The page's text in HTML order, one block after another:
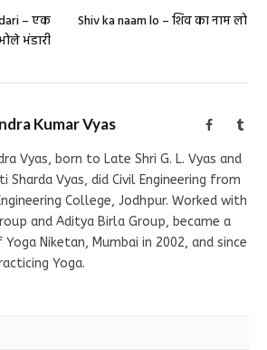
– एक
भंडारी
Shiv ka naam lo – शिव का नाम लो
Kumar Vyas Facebook
Vyas, born to Late Shri G. L. Vyas and
Sharda Vyas, did Civil Engineering from
College, Jodhpur. Worked with
and Aditya Birla Group, became a
Niketan, Mumbai in 2002, and since
Yoga.